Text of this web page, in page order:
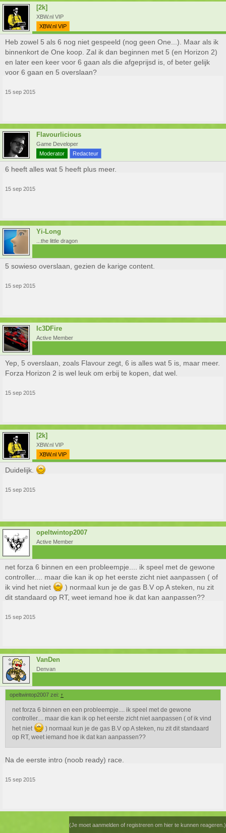
[2k]
XBW.nl VIP
XBW.nl VIP
Heb zowel 5 als 6 nog niet gespeeld (nog geen One...). Maar als ik
binnenkort de One koop. Zal ik dan beginnen met 5 (en Horizon 2)
en later een keer voor 6 gaan als die afgeprijsd is, of beter gelijk
voor 6 gaan en 5 overslaan?
15 sep 2015
Flavourlicious
Game Developer
Moderator
Redacteur
6 heeft alles wat 5 heeft plus meer.
15 sep 2015
Yi-Long
...the little dragon
5 sowieso overslaan, gezien de karige content.
15 sep 2015
Ic3DFire
Active Member
Yep, 5 overslaan, zoals Flavour zegt, 6 is alles wat 5 is, maar meer.
Forza Horizon 2 is wel leuk om erbij te kopen, dat wel.
15 sep 2015
[2k]
XBW.nl VIP
XBW.nl VIP
Duidelijk.
15 sep 2015
opeltwintop2007
Active Member
net forza 6 binnen en een probleempje.... ik speel met de gewone
controller.... maar die kan ik op het eerste zicht niet aanpassen ( of
ik vind het niet
) normaal kun je de gas B.V op A steken, nu zit
dit standaard op RT, weet iemand hoe ik dat kan aanpassen??
15 sep 2015
VanDen
Denvan
opeltwintop2007 zei: ↑
net forza 6 binnen en een probleempje.... ik speel met de gewone
controller.... maar die kan ik op het eerste zicht niet aanpassen ( of ik vind
het niet
) normaal kun je de gas B.V op A steken, nu zit dit standaard
op RT, weet iemand hoe ik dat kan aanpassen??
Na de eerste intro (noob ready) race.
15 sep 2015
(Je moet aanmelden of registreren om hier te kunnen reageren.)